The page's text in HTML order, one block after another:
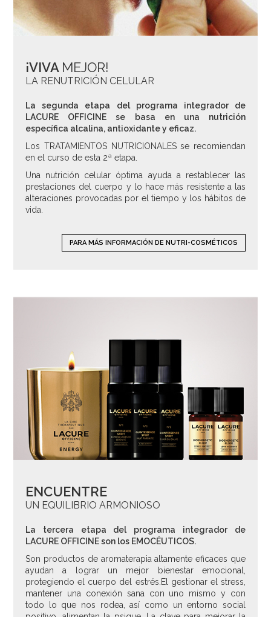
¡VIVA MEJOR!
LA RENUTRICIÓN CELULAR
La segunda etapa del programa integrador de
LACURE OFFICINE se basa en una nutrición
específica alcalina, antioxidante y eficaz.
Los TRATAMIENTOS NUTRICIONALES se recomiendan
en el curso de esta 2ª etapa.
Una nutrición celular óptima ayuda a restablecer las
prestaciones del cuerpo y lo hace más resistente a las
alteraciones provocadas por el tiempo y los hábitos de
vida.
PARA MÁS INFORMACIÓN DE NUTRI-COSMÉTICOS
ENCUENTRE
UN EQUILIBRIO ARMONIOSO
La tercera etapa del programa integrador de
LACURE OFFICINE son los EMOCÉUTICOS.
Son productos de aromaterapia altamente eficaces que
ayudan a lograr un mejor bienestar emocional,
protegiendo el cuerpo del estrés.El gestionar el stress,
mantener una conexión sana con uno mismo y con
todo lo que nos rodea, así como un entorno social